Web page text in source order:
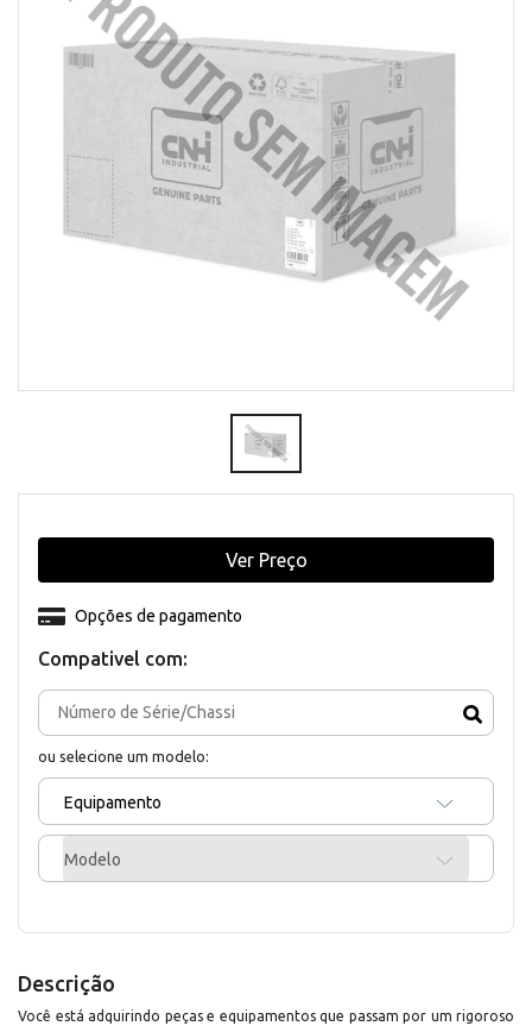
Compativel com:
ou selecione um modelo:
Equipamento
Modelo
Opções de pagamento
Ver Preço
Descrição
Você está adquirindo peças e equipamentos que passam por um rigoroso